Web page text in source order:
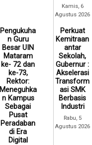
Kamis, 6
Agustus 2026
Pengukuha
n Guru
Besar UIN
Mataram
ke- 72 dan
ke-73,
Rektor:
Meneguhka
n Kampus
Sebagai
Pusat
Peradaban
di Era
Digital
Perkuat
Kemitraan
antar
Sekolah,
Gubernur :
Akselerasi
Transform
asi SMK
Berbasis
Industri
Rabu, 5
Agustus 2026